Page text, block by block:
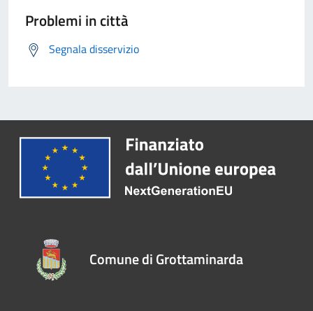
Problemi in città
Segnala disservizio
Comune di Grottaminarda